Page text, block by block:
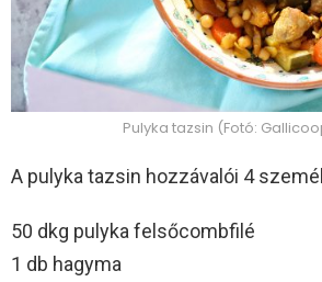
Pulyka tazsin (Fotó:
A pulyka tazsin hozzávalói 4
50 dkg pulyka felsőcombfilé
1 db hagyma